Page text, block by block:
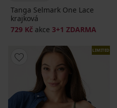
Tanga Selmark One Lace
krajková
729 Kč akce 3+1 ZDARMA
LIMITED